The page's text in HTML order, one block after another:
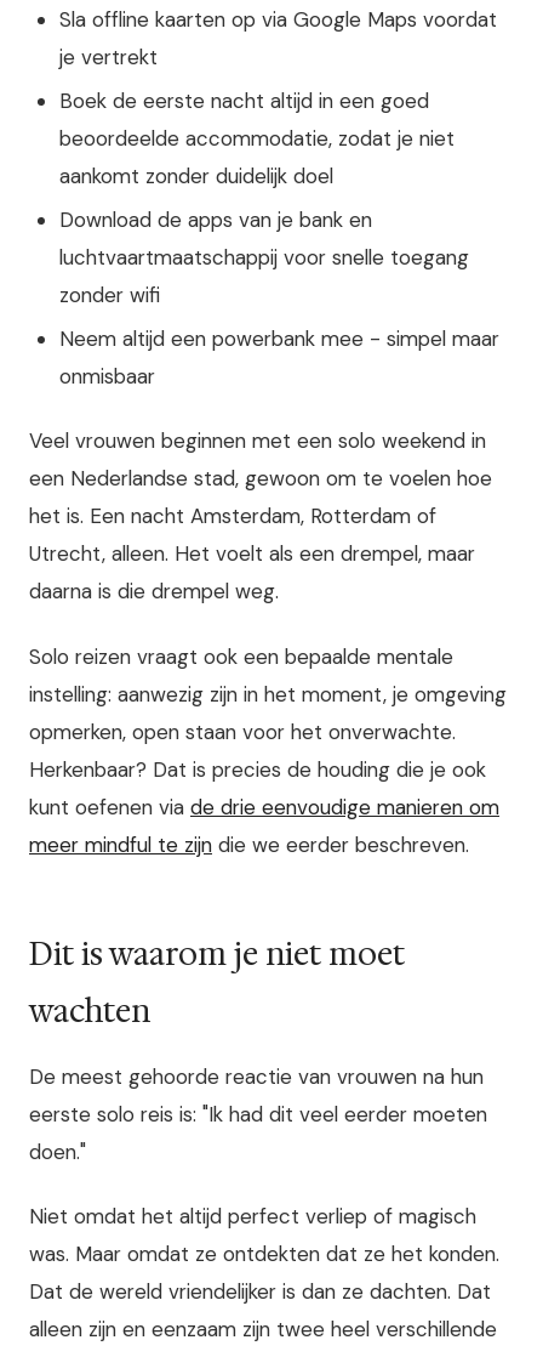
Sla offline kaarten op via Google Maps voordat
je vertrekt
Boek de eerste nacht altijd in een goed
beoordeelde accommodatie, zodat je niet
aankomt zonder duidelijk doel
Download de apps van je bank en
luchtvaartmaatschappij voor snelle toegang
zonder wifi
Neem altijd een powerbank mee - simpel maar
onmisbaar
Veel vrouwen beginnen met een solo weekend in
een Nederlandse stad, gewoon om te voelen hoe
het is. Een nacht Amsterdam, Rotterdam of
Utrecht, alleen. Het voelt als een drempel, maar
daarna is die drempel weg.
Solo reizen vraagt ook een bepaalde mentale
instelling: aanwezig zijn in het moment, je omgeving
opmerken, open staan voor het onverwachte.
Herkenbaar? Dat is precies de houding die je ook
kunt oefenen via de drie eenvoudige manieren om
meer mindful te zijn die we eerder beschreven.
Dit is waarom je niet moet
wachten
De meest gehoorde reactie van vrouwen na hun
eerste solo reis is: "Ik had dit veel eerder moeten
doen."
Niet omdat het altijd perfect verliep of magisch
was. Maar omdat ze ontdekten dat ze het konden.
Dat de wereld vriendelijker is dan ze dachten. Dat
alleen zijn en eenzaam zijn twee heel verschillende